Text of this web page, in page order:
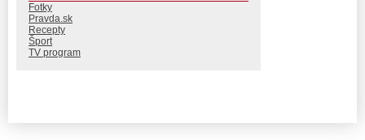
Fotky
Pravda.sk
Recepty
Šport
TV program